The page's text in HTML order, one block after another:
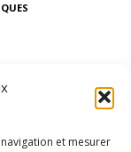
et mesurer